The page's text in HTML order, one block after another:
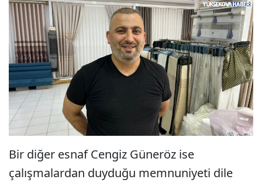
Bir diğer esnaf Cengiz Güneröz ise
çalışmalardan duyduğu memnuniyeti dile